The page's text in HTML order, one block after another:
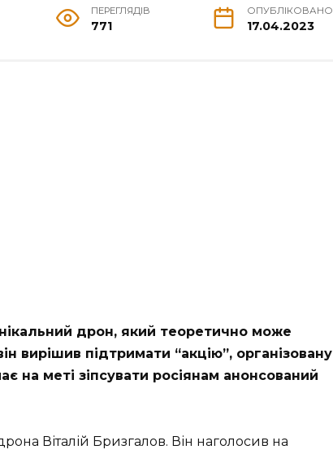
ПЕРЕГЛЯДІВ
771
ОПУБЛІКОВАНО
17.04.2023
дрон, який теоретично може
вирішив підтримати “акцію”, організовану
на меті зіпсувати росіянам анонсований
Віталій Бризгалов. Він наголосив на